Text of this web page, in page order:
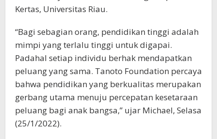
Kertas, Universitas Riau.
“Bagi sebagian orang, pendidikan tinggi adalah
mimpi yang terlalu tinggi untuk digapai.
Padahal setiap individu berhak mendapatkan
peluang yang sama. Tanoto Foundation percaya
bahwa pendidikan yang berkualitas merupakan
gerbang utama menuju percepatan kesetaraan
peluang bagi anak bangsa,” ujar Michael, Selasa
(25/1/2022).